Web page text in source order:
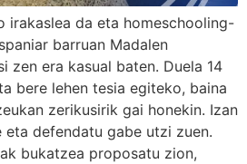
irakaslea da eta homeschooling-
barruan Madalen
zen era kasual baten. Duela 14
bere lehen tesia egiteko, baina
zerikusirik gai honekin. Izan
eta defendatu gabe utzi zuen.
bukatzea proposatu zion,